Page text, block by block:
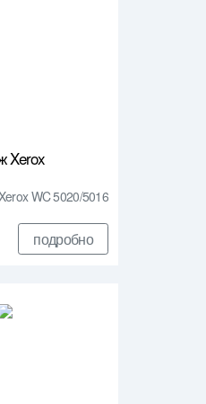
Xerox
WC 5020/5016
подробно